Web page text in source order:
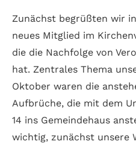
Zunächst begrüßten wir
neues Mit­glied im
die die Nach­folge von
hat. Zentrales Thema
Oktober waren die
Auf­brüche, die mit dem
14 ins Gemeinde­haus
wichtig, zunächst unsere